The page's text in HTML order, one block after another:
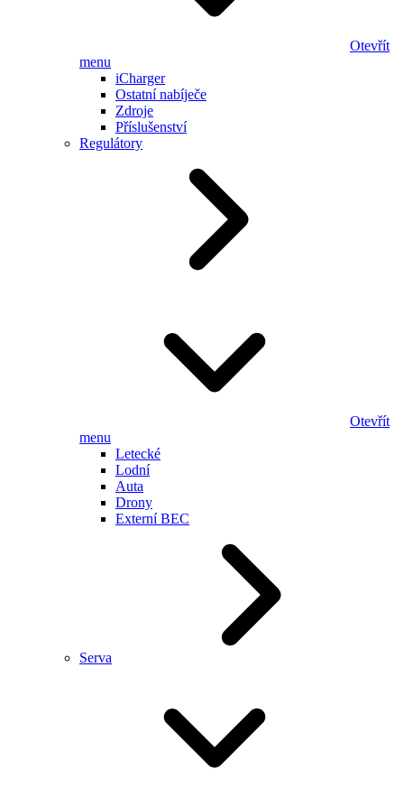
Otevřít
menu
iCharger
Ostatní nabíječe
Zdroje
Příslušenství
Regulátory
Otevřít
menu
Letecké
Lodní
Auta
Drony
Externí BEC
Serva